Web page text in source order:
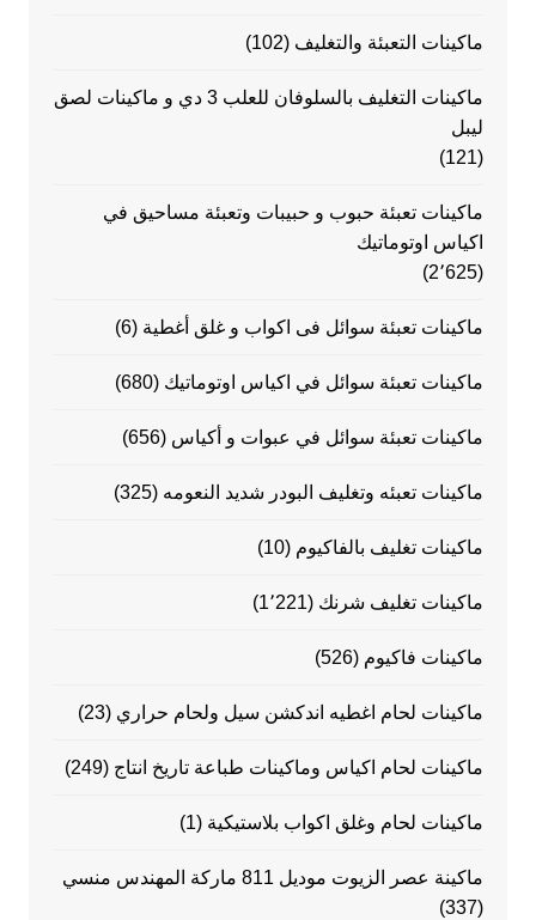
ماكينات التعبئة والتغليف (102)
ماكينات التغليف بالسلوفان للعلب 3 دي و ماكينات لصق
ليبل
(121)
ماكينات تعبئة حبوب و حبيبات وتعبئة مساحيق في
اكياس اوتوماتيك
(2٬625)
ماكينات تعبئة سوائل فى اكواب و غلق أغطية (6)
ماكينات تعبئة سوائل في اكياس اوتوماتيك (680)
ماكينات تعبئة سوائل في عبوات و أكياس (656)
ماكينات تعبئه وتغليف البودر شديد النعومه (325)
ماكينات تغليف بالفاكيوم (10)
ماكينات تغليف شرنك (1٬221)
ماكينات فاكيوم (526)
ماكينات لحام اغطيه اندكشن سيل ولحام حراري (23)
ماكينات لحام اكياس وماكينات طباعة تاريخ انتاج (249)
ماكينات لحام وغلق اكواب بلاستيكية (1)
ماكينة عصر الزيوت موديل 811 ماركة المهندس منسي
(337)